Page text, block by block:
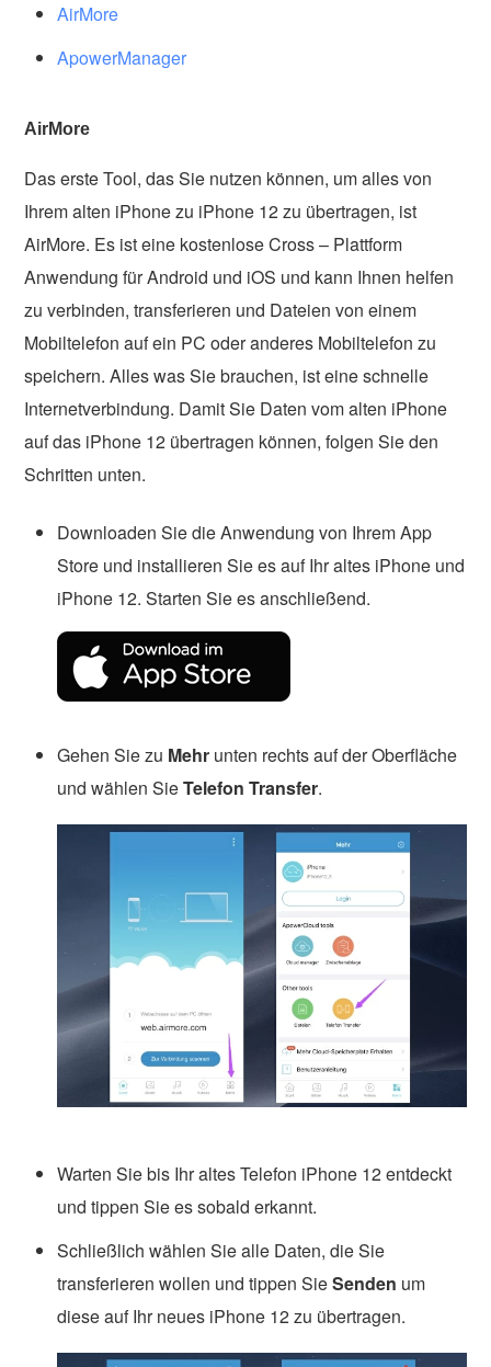
AirMore
ApowerManager
AirMore
Das erste Tool, das Sie nutzen können, um alles von
Ihrem alten iPhone zu iPhone 12 zu übertragen, ist
AirMore. Es ist eine kostenlose Cross – Plattform
Anwendung für Android und iOS und kann Ihnen helfen
zu verbinden, transferieren und Dateien von einem
Mobiltelefon auf ein PC oder anderes Mobiltelefon zu
speichern. Alles was Sie brauchen, ist eine schnelle
Internetverbindung. Damit Sie Daten vom alten iPhone
auf das iPhone 12 übertragen können, folgen Sie den
Schritten unten.
Downloaden Sie die Anwendung von Ihrem App
Store und installieren Sie es auf Ihr altes iPhone und
iPhone 12. Starten Sie es anschließend.
Gehen Sie zu Mehr unten rechts auf der Oberfläche
und wählen SieTelefon Transfer.
Warten Sie bis Ihr altes Telefon iPhone 12 entdeckt
und tippen Sie es sobald erkannt.
Schließlich wählen Sie alle Daten, die Sie
transferieren wollen und tippen SieSenden um
diese auf Ihr neues iPhone 12 zu übertragen.